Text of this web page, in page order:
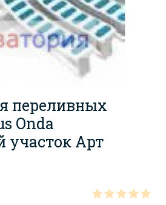
переливных
Onda
участок Арт